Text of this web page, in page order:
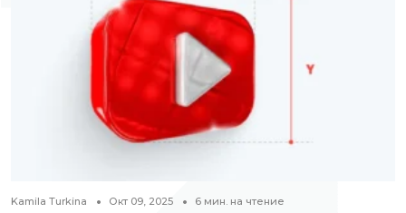
Kamila Turkina Окт 09, 2025 6 мин. на чтение